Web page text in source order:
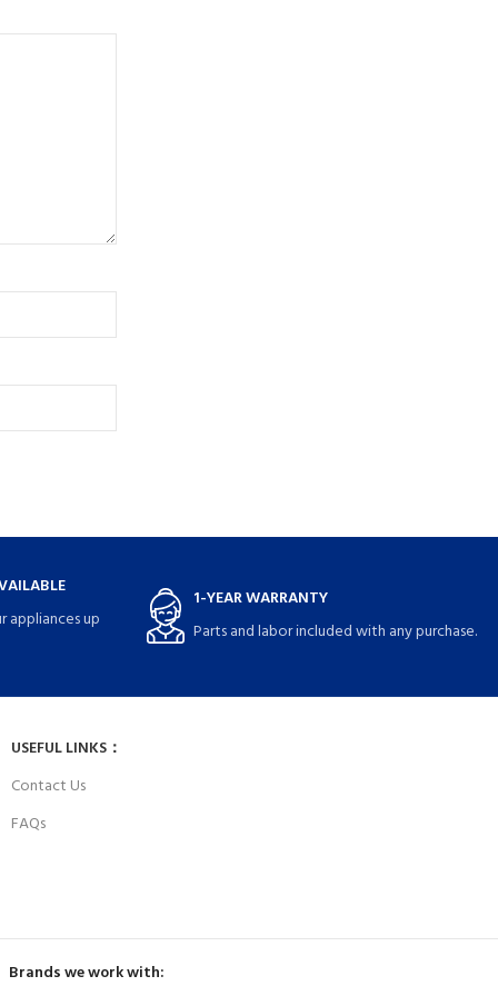
up
1-YEAR WARRANTY
Parts and labor included with any purchase.
USEFUL LINKS：
Contact Us
FAQs
Brands we work with: